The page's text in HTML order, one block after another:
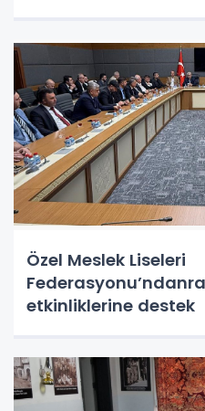
Özel Meslek Liseleri
etkinliklerine destek